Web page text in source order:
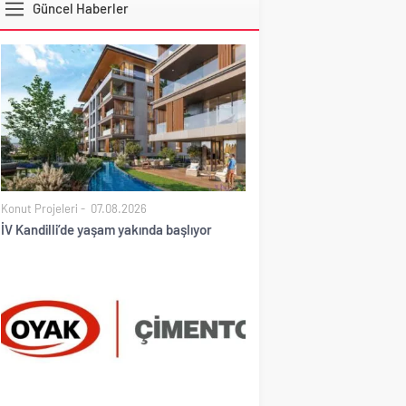
Güncel Haberler
Konut Projeleri 07.08.2026
İV Kandilli’de yaşam yakında başlıyor